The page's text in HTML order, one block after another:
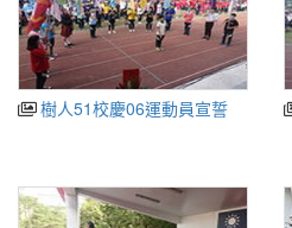
樹人51校慶06運動員宣誓